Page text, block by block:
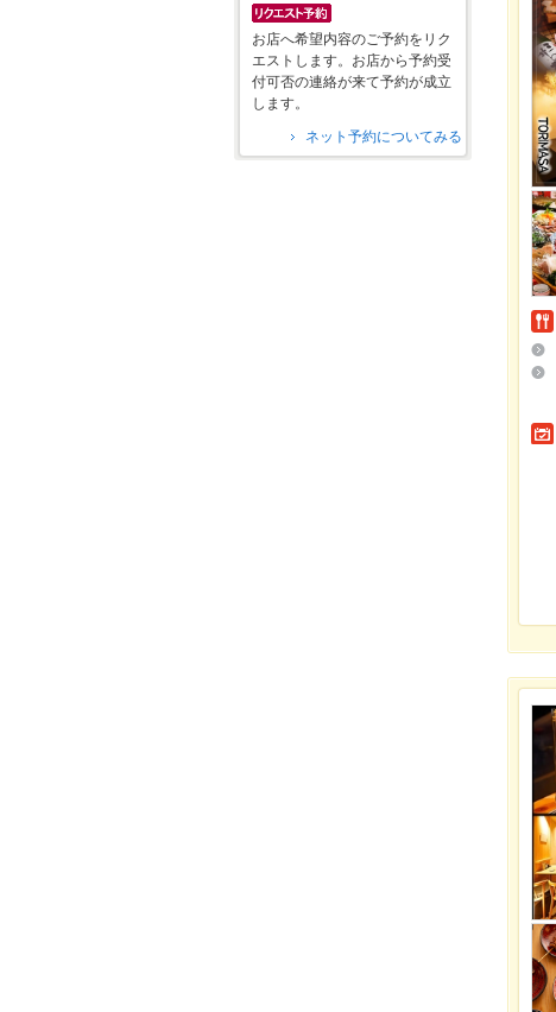
お店へ希望内容のご予約をリク
エストします。お店から予約受
付可否の連絡が来て予約が成立
します。
ネット予約についてみる